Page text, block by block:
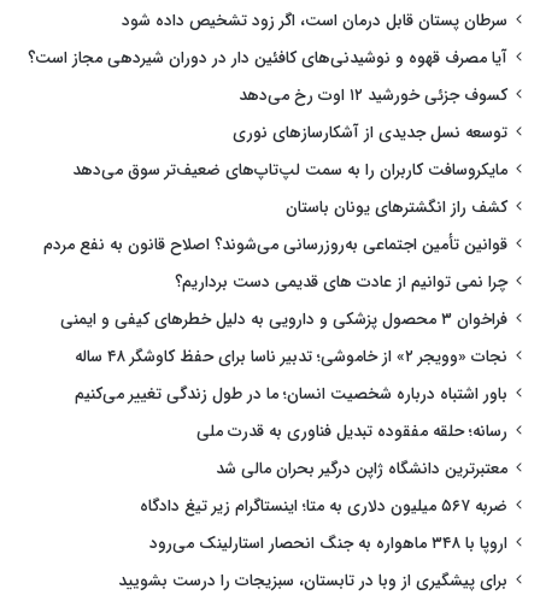
سرطان پستان قابل درمان است، اگر زود تشخیص داده شود
آیا مصرف قهوه و نوشیدنی‌های کافئین دار در دوران شیردهی مجاز است؟
کسوف جزئی خورشید ۱۲ اوت رخ می‌دهد
توسعه نسل جدیدی از آشکارسازهای نوری
مایکروسافت کاربران را به سمت لپ‌تاپ‌های ضعیف‌تر سوق می‌دهد
کشف راز انگشترهای یونان باستان
قوانین تأمین اجتماعی به‌روزرسانی می‌شوند؟ اصلاح قانون به نفع مردم
چرا نمی توانیم از عادت های قدیمی دست برداریم؟
فراخوان ۳ محصول پزشکی و دارویی به دلیل خطرهای کیفی و ایمنی
نجات «وویجر ۲» از خاموشی؛ تدبیر ناسا برای حفظ کاوشگر ۴۸ ساله
باور اشتباه درباره شخصیت انسان؛ ما در طول زندگی تغییر می‌کنیم
رسانه؛ حلقه مفقوده تبدیل فناوری به قدرت ملی
معتبرترین دانشگاه ژاپن درگیر بحران مالی شد
ضربه ۵۶۷ میلیون دلاری به متا؛ اینستاگرام زیر تیغ دادگاه
اروپا با ۳۴۸ ماهواره به جنگ انحصار استارلینک می‌رود
برای پیشگیری از وبا در تابستان، سبزیجات را درست بشویید